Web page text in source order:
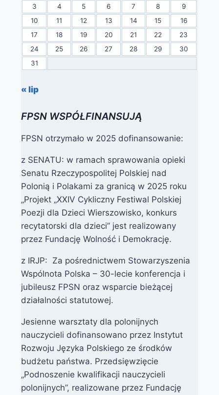
3
4 5 6 7 8
9
10
11 12 13 14 15
16
17
18 19 20 21 22
23
24
25 26 27 28 29
30
31
« lip
FPSN WSPÓŁFINANSUJĄ
FPSN otrzymało w 2025 dofinansowanie:
z SENATU: w ramach sprawowania opieki
Senatu Rzeczypospolitej Polskiej nad
Polonią i Polakami za granicą w 2025 roku
„Projekt „XXIV Cykliczny Festiwal Polskiej
Poezji dla Dzieci Wierszowisko, konkurs
recytatorski dla dzieci” jest realizowany
przez Fundację Wolność i Demokrację.
z IRJP: Za pośrednictwem Stowarzyszenia
Wspólnota Polska – 30-lecie konferencja i
jubileusz FPSN oraz wsparcie bieżącej
działalności statutowej.
Jesienne warsztaty dla polonijnych
nauczycieli dofinansowano przez Instytut
Rozwoju Języka Polskiego ze środków
budżetu państwa. Przedsięwzięcie
„Podnoszenie kwalifikacji nauczycieli
polonijnych”, realizowane przez Fundację